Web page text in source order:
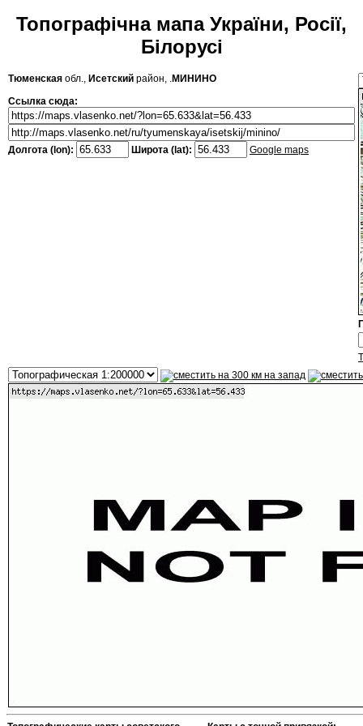
Топографічна мапа України, Росії,
Білорусі
Тюменская обл., Исетский район, .МИНИНО
Ссылка сюда:
Долгота (lon): Широта (lat): Google maps